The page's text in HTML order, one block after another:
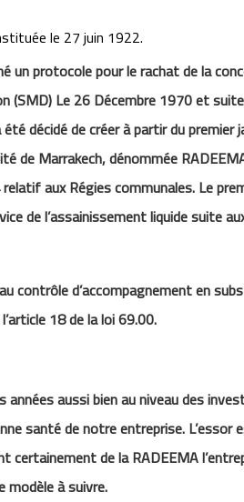
le 27 juin 1922.
un protocole pour le rachat de la
(SMD) Le 26 Décembre 1970 et
décidé de créer à partir du premier
de Marrakech, dénommée
aux Régies communales. Le
de l’assainissement liquide suite
contrôle d’accompagnement en
18 de la loi 69.00.
aussi bien au niveau des
santé de notre entreprise.
de la RADEEMA
modèle à suivre.